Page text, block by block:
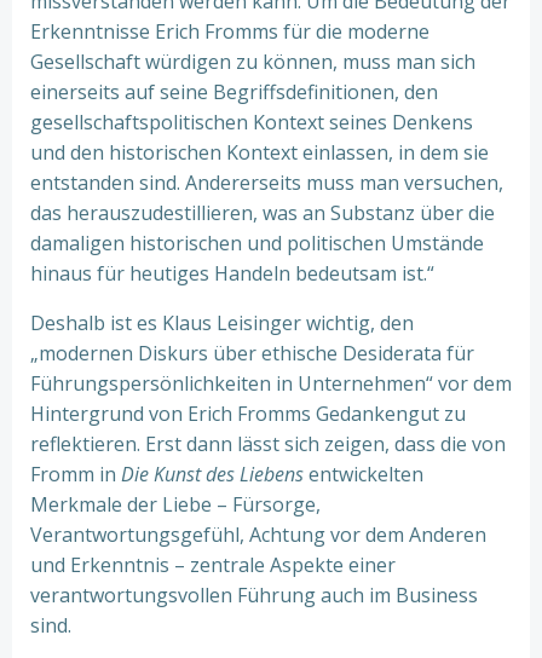
Erkenntnisse Erich Fromms für die moderne
Gesellschaft würdigen zu können, muss man sich
einerseits auf seine Begriffsdefinitionen, den
gesellschaftspolitischen Kontext seines Denkens
und den historischen Kontext einlassen, in dem sie
entstanden sind. Andererseits muss man versuchen,
das herauszudestillieren, was an Substanz über die
damaligen historischen und politischen Umstände
hinaus für heutiges Handeln bedeutsam ist.“
Deshalb ist es Klaus Leisinger wichtig, den
„modernen Diskurs über ethische Desiderata für
Führungspersönlichkeiten in Unternehmen“ vor dem
Hintergrund von Erich Fromms Gedankengut zu
reflektieren. Erst dann lässt sich zeigen, dass die von
Fromm in Die Kunst des Liebensentwickelten
Merkmale der Liebe – Fürsorge,
Verantwortungsgefühl, Achtung vor dem Anderen
und Erkenntnis – zentrale Aspekte einer
verantwortungsvollen Führung auch im Business
sind.